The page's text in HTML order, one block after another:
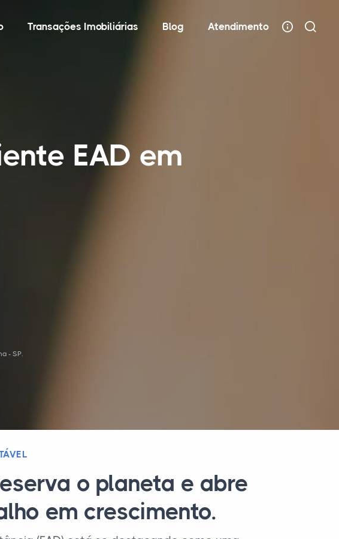
Transações Imobiliárias Blog Atendimento
EAD em
- SP.
o planeta e abre
em crescimento.